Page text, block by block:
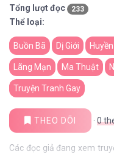
Tổng lượt đọc
233
Thể loại:
Buồn Bã Dị Giới
Lãng Mạn Ma Thuật
Truyện Tranh Gay
THEO DÕI · 0
Các đọc giả đang xem